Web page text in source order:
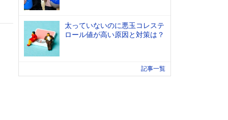
太っていないのに悪玉コレステ
ロール値が高い原因と対策は？
記事一覧